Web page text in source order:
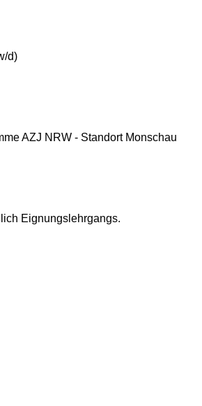
d)
AZJ NRW - Standort Monschau
Eignungslehrgangs.